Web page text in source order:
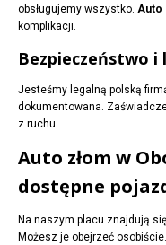
obsługujemy wszystko. Auto
komplikacji.
Bezpieczeństwo i
Jesteśmy legalną polską
dokumentowana.
z ruchu.
Auto złom w
dostępne
Na naszym placu znajdują
Możesz je obejrzeć